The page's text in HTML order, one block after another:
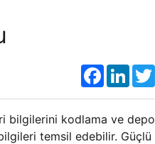
Facebook
bilgilerini kodlama ve
temsil edebilir. Güçlü